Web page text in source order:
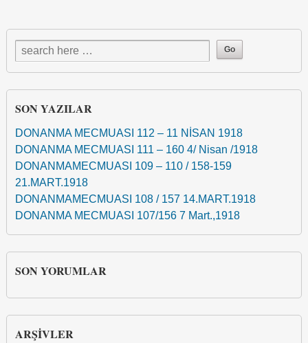
SON YAZILAR
DONANMA MECMUASI 112 – 11 NİSAN 1918
DONANMA MECMUASI 111 – 160 4/ Nisan /1918
DONANMAMECMUASI 109 – 110 / 158-159
21.MART.1918
DONANMAMECMUASI 108 / 157 14.MART.1918
DONANMA MECMUASI 107/156 7 Mart.,1918
SON YORUMLAR
ARŞIVLER